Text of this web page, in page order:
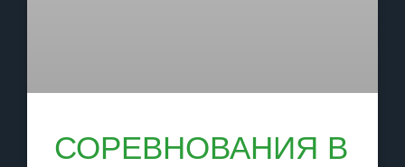
СОРЕВНОВАНИЯ В